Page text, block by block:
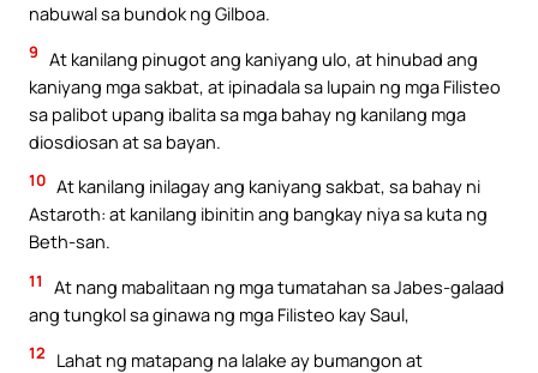
nabuwal sa bundok ng Gilboa.
9 At kanilang pinugot ang kaniyang ulo, at hinubad ang
kaniyang mga sakbat, at ipinadala sa lupain ng mga Filisteo
sa palibot upang ibalita sa mga bahay ng kanilang mga
diosdiosan at sa bayan.
10 At kanilang inilagay ang kaniyang sakbat, sa bahay ni
Astaroth: at kanilang ibinitin ang bangkay niya sa kuta ng
Beth-san.
11
At nang mabalitaan ng mga tumatahan sa Jabes-galaad
ang tungkol sa ginawa ng mga Filisteo kay Saul,
12
Lahat ng matapang na lalake ay bumangon at